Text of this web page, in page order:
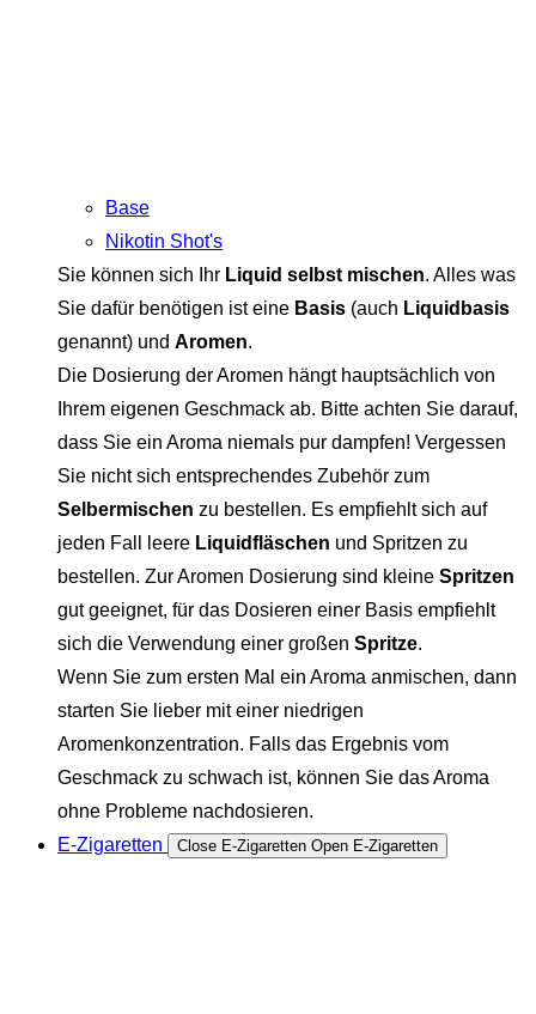
Base
Nikotin Shot's
Sie können sich Ihr Liquid selbst mischen. Alles was
Sie dafür benötigen ist eine Basis (auch Liquidbasis
genannt) und Aromen.
Die Dosierung der Aromen hängt hauptsächlich von
Ihrem eigenen Geschmack ab. Bitte achten Sie darauf,
dass Sie ein Aroma niemals pur dampfen! Vergessen
Sie nicht sich entsprechendes Zubehör zum
Selbermischen zu bestellen. Es empfiehlt sich auf
jeden Fall leere Liquidfläschen und Spritzen zu
bestellen. Zur Aromen Dosierung sind kleine Spritzen
gut geeignet, für das Dosieren einer Basis empfiehlt
sich die Verwendung einer großen Spritze.
Wenn Sie zum ersten Mal ein Aroma anmischen, dann
starten Sie lieber mit einer niedrigen
Aromenkonzentration. Falls das Ergebnis vom
Geschmack zu schwach ist, können Sie das Aroma
ohne Probleme nachdosieren.
E-Zigaretten
Close E-Zigaretten Open E-Zigaretten